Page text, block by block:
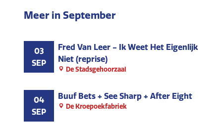
Meer in September
03
SEP
Fred Van Leer - Ik Weet Het Eigenlijk
Niet (reprise)
De Stadsgehoorzaal
04
SEP
Buuf Bets + See Sharp + After Eight
De Kroepoekfabriek